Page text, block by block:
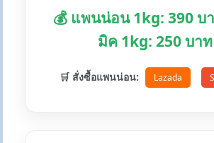
💰 แพนน่อน 1kg: 390 บ
มิค 1kg: 250 บาท
🛒 สั่งซื้อแพนน่อน: Lazada